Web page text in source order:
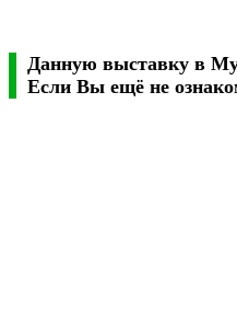
Данную выставку в
Если Вы ещё не